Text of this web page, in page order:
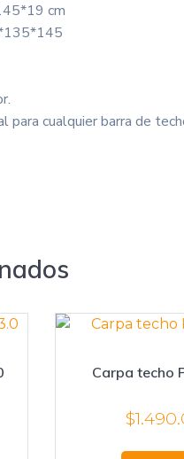
cm
para cualquier barra de
Carpa techo
$